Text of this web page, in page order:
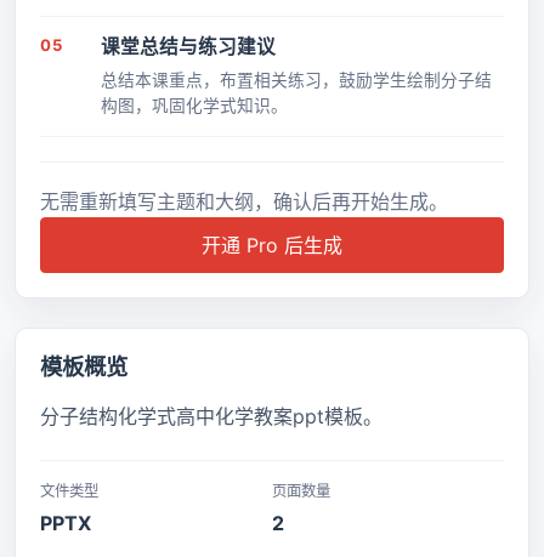
05 课堂总结与练习建议
总结本课重点，布置相关练习，鼓励学生绘制分子结
构图，巩固化学式知识。
无需重新填写主题和大纲，确认后再开始生成。
开通 Pro 后生成
模板概览
分子结构化学式高中化学教案ppt模板。
文件类型
PPTX
页面数量
2